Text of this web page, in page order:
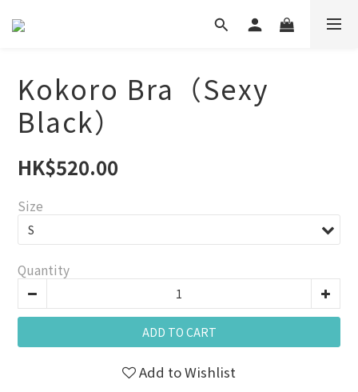
Kokoro Bra（Sexy
Black）
HK$520.00
Size
Quantity
ADD TO CART
Add to Wishlist